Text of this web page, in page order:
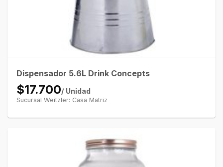
Dispensador 5.6L Drink Concepts
$17.700/ Unidad
Sucursal Weitzler: Casa Matriz